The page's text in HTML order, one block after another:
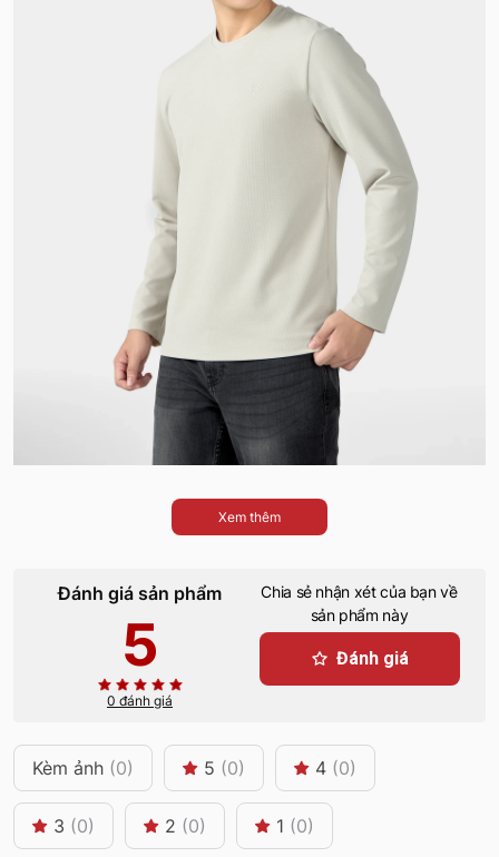
Xem thêm
Đánh giá sản phẩm
5
0 đánh giá
Chia sẻ nhận xét của bạn về
sản phẩm này
Đánh giá
Kèm ảnh (0) 5 (0) 4 (0)
3 (0) 2 (0) 1 (0)